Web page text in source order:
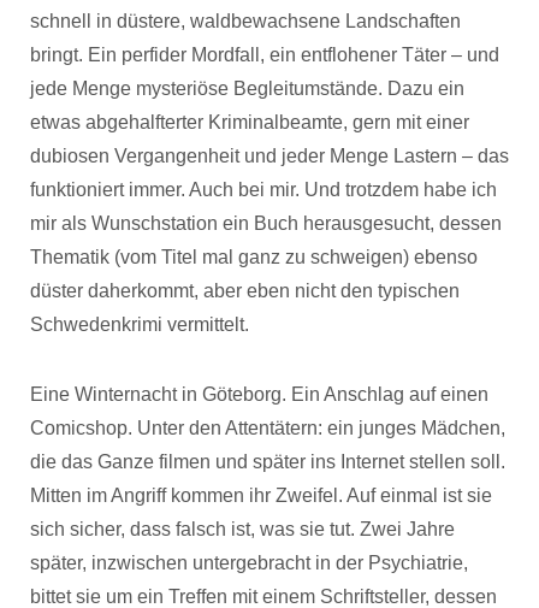
schnell in düstere, waldbewachsene Landschaften
bringt. Ein perfider Mordfall, ein entflohener Täter – und
jede Menge mysteriöse Begleitumstände. Dazu ein
etwas abgehalfterter Kriminalbeamte, gern mit einer
dubiosen Vergangenheit und jeder Menge Lastern – das
funktioniert immer. Auch bei mir. Und trotzdem habe ich
mir als Wunschstation ein Buch herausgesucht, dessen
Thematik (vom Titel mal ganz zu schweigen) ebenso
düster daherkommt, aber eben nicht den typischen
Schwedenkrimi vermittelt.
Eine Winternacht in Göteborg. Ein Anschlag auf einen
Comicshop. Unter den Attentätern: ein junges Mädchen,
die das Ganze filmen und später ins Internet stellen soll.
Mitten im Angriff kommen ihr Zweifel. Auf einmal ist sie
sich sicher, dass falsch ist, was sie tut. Zwei Jahre
später, inzwischen untergebracht in der Psychiatrie,
bittet sie um ein Treffen mit einem Schriftsteller, dessen